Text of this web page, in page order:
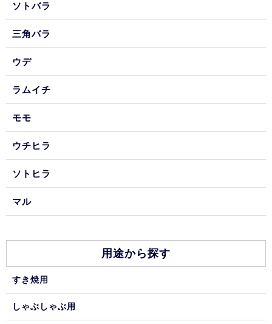
ソトバラ
三角バラ
ウデ
ラムイチ
モモ
ウチヒラ
ソトヒラ
マル
用途から探す
すき焼用
しゃぶしゃぶ用